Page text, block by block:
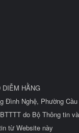
DIỄM HẰNG
Đình Nghệ, Phường
do Bộ Thông tin
từ Website này